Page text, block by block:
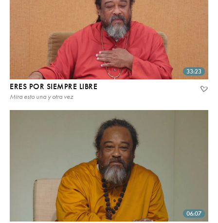
33:23
ERES POR SIEMPRE LIBRE
Mira esto una y otra vez
06:07